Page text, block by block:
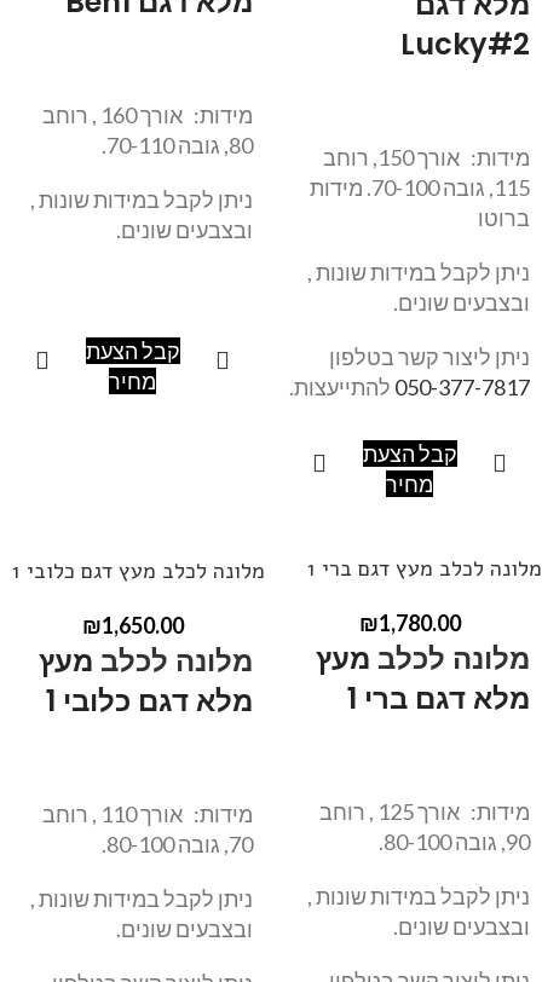
Lucky#2
מידות: אורך 150, רוחב
115, גובה 70-100. מידות
ברוטו
ניתן לקבל במידות שונות ,
ובצבעים שונים.
ניתן ליצור קשר בטלפון
050-377-7817 להתייעצות.
קבל הצעת
מחיר
מידות: אורך 160 , רוחב
80, גובה 70-110.
ניתן לקבל במידות שונות ,
ובצבעים שונים.
קבל הצעת
מחיר
מלונה לכלב מעץ דגם ברי 1
₪1,780.00
מלונה לכלב מעץ
מלא דגם ברי 1
מידות: אורך 125 , רוחב
90, גובה 80-100.
ניתן לקבל במידות שונות ,
ובצבעים שונים.
מלונה לכלב מעץ דגם כלובי 1
₪1,650.00
מלונה לכלב מעץ
מלא דגם כלובי 1
מידות: אורך 110 , רוחב
70, גובה 80-100.
ניתן לקבל במידות שונות ,
ובצבעים שונים.